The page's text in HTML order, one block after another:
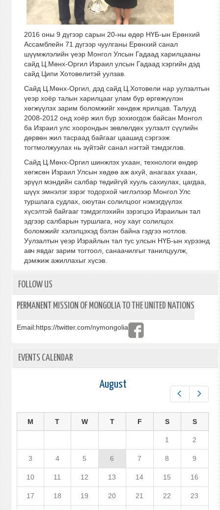
2016 оны 9 дүгээр сарын 20-ны өдөр НҮБ-ын Ерөнхий
Ассамблейн 71 дүгээр чуулганы Ерөнхий санал
шүүмжлэлийн үеэр Монгол Улсын Гадаад харилцааны
сайд Ц.Мөнх-Оргил Израил улсын Гадаад хэргийн дэд
сайд Ципи Хотовелитэй уулзав.
Сайд Ц.Мөнх-Оргил, дэд сайд Ц.Хотовели нар уулзалтын
үеэр хоёр талын харилцааг улам бүр өргөжүүлэн
хөгжүүлэх зарим боломжийг хөндөж ярилцав. Талууд
2008-2012 онд хоёр жил бүр зохиогдож байсан Монгол
ба Израил улс хоорондын зөвлөлдөх уулзалт сүүлийн
дөрвөн жил тасраад байгааг цаашид сэргээж
тогтмолжуулах нь зүйтэйг санал нэгтэй тэмдэглэв.
Сайд Ц.Мөнх-Оргил шинжлэх ухаан, технологи өндөр
хөгжсөн Израил Улсын хөдөө аж ахуй, анагаах ухаан,
эрүүл мэндийн салбар төдийгүй хууль сахиулах, цагдаа,
шүүх эмнэлэг зэрэг тодорхой чиглэлээр Монгол Улс
туршлага судлах, оюутан солилцоог нэмэгдүүлэх
хүсэлтэй байгааг тэмдэглэхийн зэрэгцээ Израилын тал
эдгээр салбарын туршлага, ноу хауг солилцох
боломжийг хэлэлцэхэд бэлэн байна гэдгээ нотлов.
Уулзалтын үеэр Израйлын тал тус улсын НҮБ-ын хүрээнд
авч явдаг зарим тогтоол, санаачилгыг танилцуулж,
дэмжиж ажиллахыг хүсэв.
FOLLOW US
PERMANENT MISSION OF MONGOLIA TO THE UNITED NATIONS
Email:https://twitter.com/nymongolia
EVENTS CALENDAR
August
M T W T F S S
1 2
3 4 5 6 7 8 9
10 11 12 13 14 15 16
17 18 19 20 21 22 23